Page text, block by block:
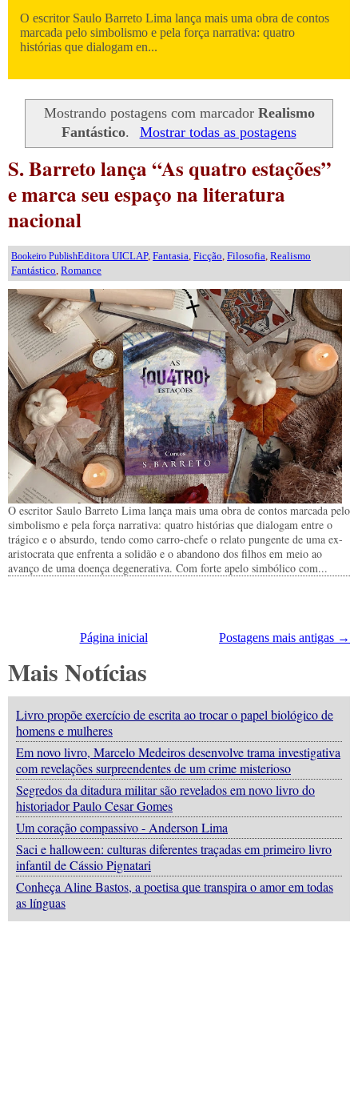
O escritor Saulo Barreto Lima lança mais uma obra de contos
marcada pelo simbolismo e pela força narrativa: quatro
histórias que dialogam en...
Mostrando postagens com marcador Realismo
Fantástico. Mostrar todas as postagens
S. Barreto lança “As quatro estações”
e marca seu espaço na literatura
nacional
Bookeiro PublishEditora UICLAP, Fantasia Ficção Filosofia Realismo
Fantástico Romance
O escritor Saulo Barreto Lima lança mais uma obra de contos marcada pelo
simbolismo e pela força narrativa: quatro histórias que dialogam entre o
trágico e o absurdo, tendo como carro-chefe o relato pungente de uma ex-
aristocrata que enfrenta a solidão e o abandono dos filhos em meio ao
avanço de uma doença degenerativa. Com forte apelo simbólico com...
Postagens mais antigas →
Página inicial
Mais Notícias
Livro propõe exercício de escrita ao trocar o papel biológico de
homens e mulheres
Em novo livro, Marcelo Medeiros desenvolve trama investigativa
com revelações surpreendentes de um crime misterioso
Segredos da ditadura militar são revelados em novo livro do
historiador Paulo Cesar Gomes
Um coração compassivo - Anderson Lima
Saci e halloween: culturas diferentes traçadas em primeiro livro
infantil de Cássio Pignatari
Conheça Aline Bastos, a poetisa que transpira o amor em todas
as línguas